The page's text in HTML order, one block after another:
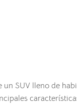
SUV lleno de